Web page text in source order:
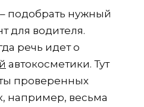
подобрать нужный
для водителя.
речь идет о
автокосметики. Тут
проверенных
например, весьма